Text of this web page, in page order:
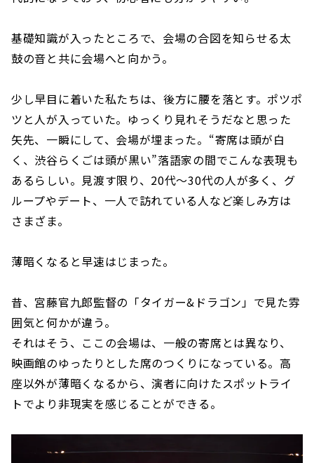
基礎知識が入ったところで、会場の合図を知らせる太
鼓の音と共に会場へと向かう。
少し早目に着いた私たちは、後方に腰を落とす。ポツポ
ツと人が入っていた。ゆっくり見れそうだなと思った
矢先、一瞬にして、会場が埋まった。“寄席は頭が白
く、渋谷らくごは頭が黒い”落語家の間でこんな表現も
あるらしい。見渡す限り、20代～30代の人が多く、グ
ループやデート、一人で訪れている人など楽しみ方は
さまざま。
薄暗くなると早速はじまった。
昔、宮藤官九郎監督の「タイガー&ドラゴン」で見た雰
囲気と何かが違う。
それはそう、ここの会場は、一般の寄席とは異なり、
映画館のゆったりとした席のつくりになっている。高
座以外が薄暗くなるから、演者に向けたスポットライ
トでより非現実を感じることができる。